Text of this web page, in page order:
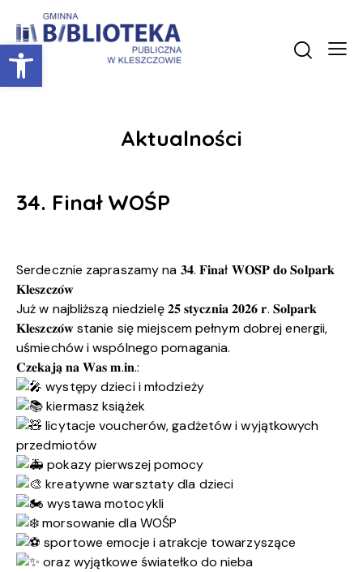
Otwórz pasek narzędzi
Aktualności
34. Finał WOŚP
Serdecznie zapraszamy na 𝟑𝟒. 𝐅𝐢𝐧𝐚ł 𝐖𝐎𝐒́𝐏 𝐝𝐨 𝐒𝐨𝐥𝐩𝐚𝐫𝐤
𝐊𝐥𝐞𝐬𝐳𝐜𝐳𝐨́𝐰
Już w najbliższą niedzielę 𝟐𝟓 𝐬𝐭𝐲𝐜𝐳𝐧𝐢𝐚 𝟐𝟎𝟐𝟔 𝐫. 𝐒𝐨𝐥𝐩𝐚𝐫𝐤
𝐊𝐥𝐞𝐬𝐳𝐜𝐳𝐨́𝐰 stanie się miejscem pełnym dobrej energii,
uśmiechów i wspólnego pomagania.
𝐂𝐳𝐞𝐤𝐚𝐣𝐚̨ 𝐧𝐚 𝐖𝐚𝐬 𝐦.𝐢𝐧.:
występy dzieci i młodzieży
kiermasz książek
licytacje voucherów, gadżetów i wyjątkowych
przedmiotów
pokazy pierwszej pomocy
kreatywne warsztaty dla dzieci
wystawa motocykli
morsowanie dla WOŚP
sportowe emocje i atrakcje towarzyszące
oraz wyjątkowe światełko do nieba